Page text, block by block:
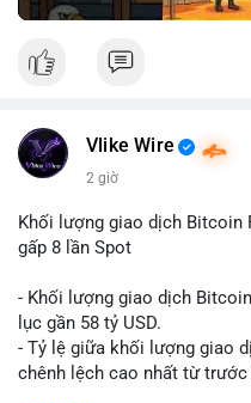
Vlike Wire
2 giờ
Khối lượng giao dịch Bitcoin
gấp 8 lần Spot
- Khối lượng giao dịch
lục gần 58 tỷ USD.
- Tỷ lệ giữa khối lượng giao
chênh lệch cao nhất từ trước